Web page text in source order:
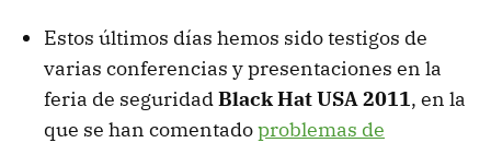
Estos últimos días hemos sido testigos de
varias conferencias y presentaciones en la
feria de seguridadBlack Hat USA 2011, en la
que se han comentadoproblemas de